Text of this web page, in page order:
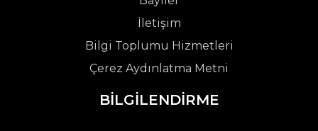
İletişim
Bilgi Toplumu Hizmetleri
Çerez Aydınlatma Metni
BİLGİLENDİRME